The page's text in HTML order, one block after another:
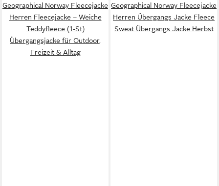
Geographical Norway Fleecejacke
Herren Fleecejacke – Weiche
Teddyfleece (1-St)
Übergangsjacke für Outdoor,
Freizeit & Alltag
Geographical Norway Fleecejacke
Herren Übergangs Jacke Fleece
Sweat Übergangs Jacke Herbst